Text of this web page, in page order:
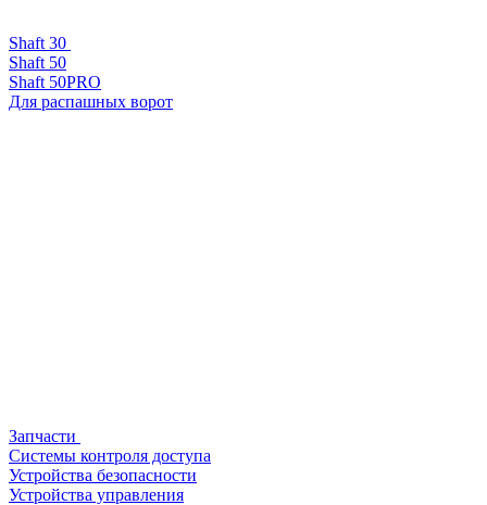
Shaft 30
Shaft 50
Shaft 50PRO
Для распашных ворот
Запчасти
Системы контроля доступа
Устройства безопасности
Устройства управления